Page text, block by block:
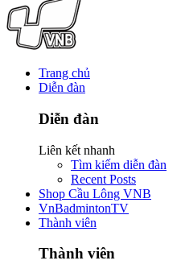
Trang chủ
Diễn đàn
Diễn đàn
Liên kết nhanh
Tìm kiếm diễn đàn
Recent Posts
Shop Cầu Lông VNB
VnBadmintonTV
Thành viên
Thành viên